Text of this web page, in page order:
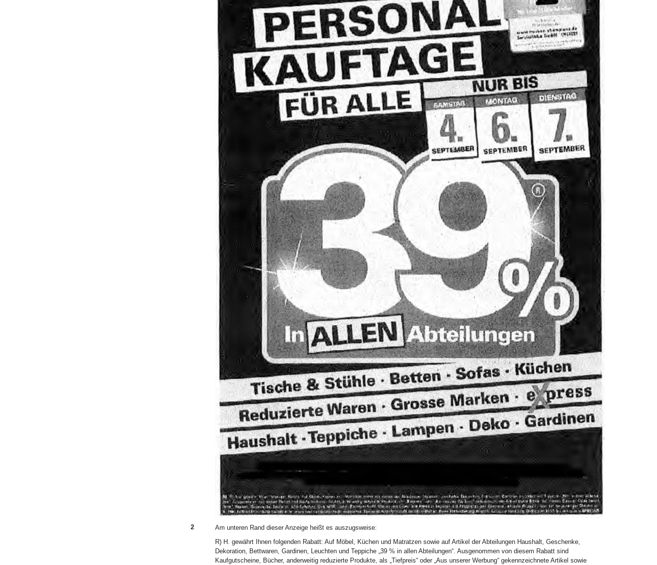
2
Am unteren Rand dieser Anzeige heißt es auszugsweise:
R) H. gewährt Ihnen folgenden Rabatt: Auf Möbel, Küchen und Matratzen sowie auf Artikel der Abteilungen Haushalt, Geschenke,
Dekoration, Bettwaren, Gardinen, Leuchten und Teppiche „39 % in allen Abteilungen“. Ausgenommen von diesem Rabatt sind
Kaufgutscheine, Bücher, anderweitig reduzierte Produkte, als „Tiefpreis“ oder „Aus unserer Werbung“ gekennzeichnete Artikel sowie